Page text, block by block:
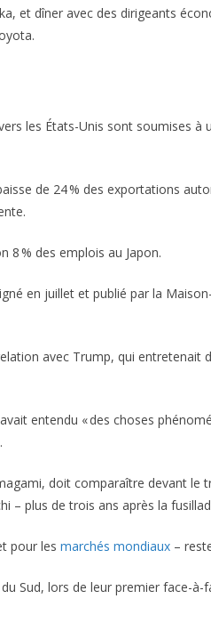
et dîner avec des dirigeants
les États-Unis sont soumises à
de 24 % des exportations
8 % des emplois au Japon.
en juillet et publié par la
avec Trump, qui entretenait
entendu « des choses
doit comparaître devant le
– plus de trois ans après la
pour les marchés mondiaux –
Sud, lors de leur premier face-